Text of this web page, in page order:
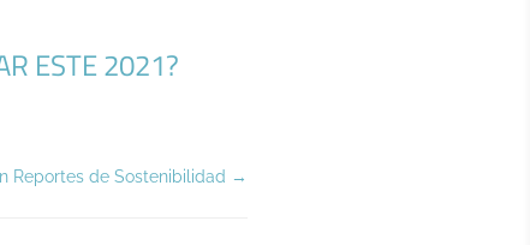
ESTE 2021?
Reportes de Sostenibilidad →